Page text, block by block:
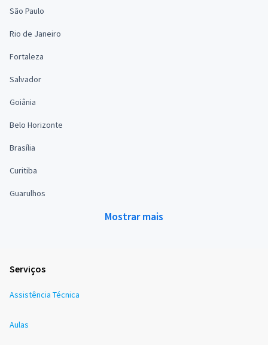
São Paulo
Rio de Janeiro
Fortaleza
Salvador
Goiânia
Belo Horizonte
Brasília
Curitiba
Guarulhos
Mostrar mais
Serviços
Assistência Técnica
Aulas